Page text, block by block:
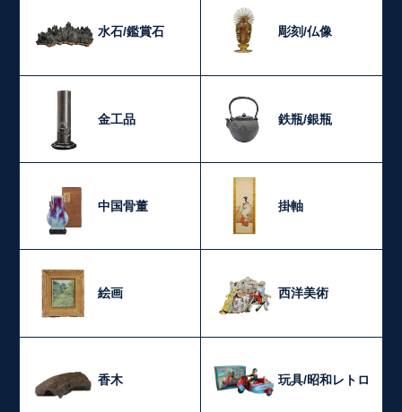
水石/鑑賞石 彫刻/仏像
金工品 鉄瓶/銀瓶
中国骨董 掛軸
絵画 西洋美術
香木 玩具/昭和レトロ